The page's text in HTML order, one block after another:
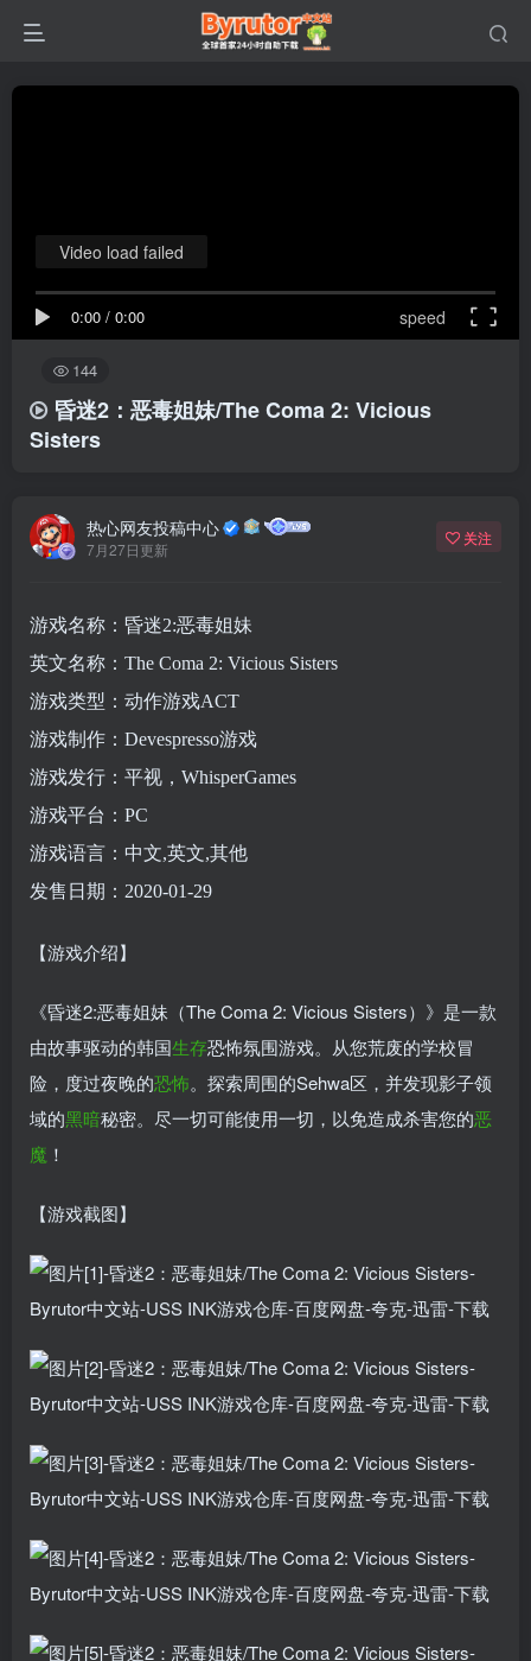
0:00 / 0:00 speed
Video load failed
144
昏迷2：恶毒姐妹/The Coma 2: Vicious
Sisters
热心网友投稿中心
7月27日更新
关注
游戏名称：昏迷2:恶毒姐妹
英文名称：The Coma 2: Vicious Sisters
游戏类型：动作游戏ACT
游戏制作：Devespresso游戏
游戏发行：平视，WhisperGames
游戏平台：PC
游戏语言：中文,英文,其他
发售日期：2020-01-29
【游戏介绍】
《昏迷2:恶毒姐妹（The Coma 2: Vicious Sisters）》是一款
由故事驱动的韩国生存恐怖氛围游戏。从您荒废的学校冒
险，度过夜晚的恐怖。探索周围的Sehwa区，并发现影子领
域的黑暗秘密。尽一切可能使用一切，以免造成杀害您的恶
魔 ！
【游戏截图】